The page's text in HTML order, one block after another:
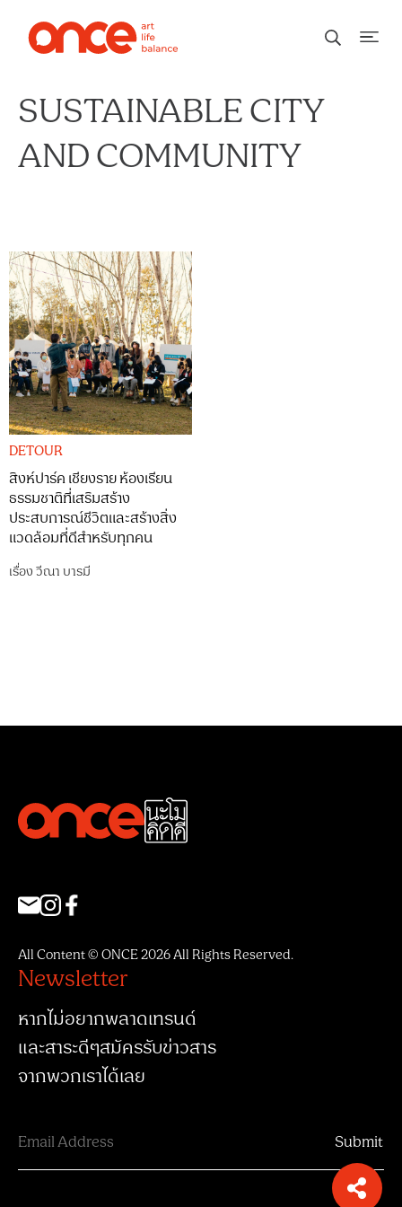
SUSTAINABLE CITY
AND COMMUNITY
DETOUR
สิงห์ปาร์ค เชียงราย ห้องเรียน
ธรรมชาติที่เสริมสร้าง
ประสบการณ์ชีวิตและสร้างสิ่ง
แวดล้อมที่ดีสำหรับทุกคน
เรื่องวีณา บารมี
All Content © ONCE 2026 All Rights Reserved.
Newsletter
หากไม่อยากพลาดเทรนด์
และสาระดีๆสมัครรับข่าวสาร
จากพวกเราได้เลย